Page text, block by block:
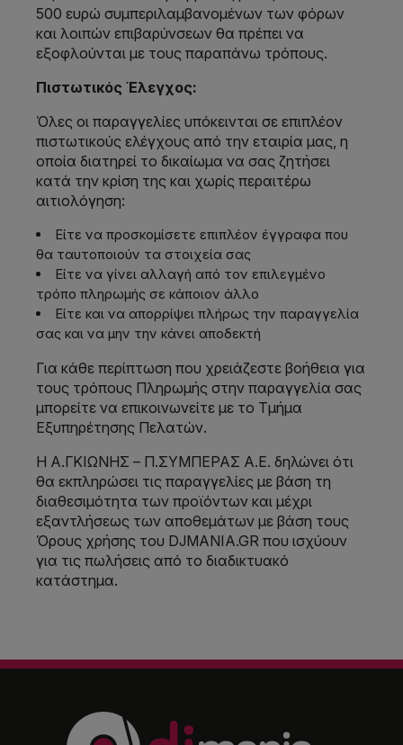
500 ευρώ συμπεριλαμβανομένων των φόρων
και λοιπών επιβαρύνσεων θα πρέπει να
εξοφλούνται με τους παραπάνω τρόπους.
Πιστωτικός Έλεγχος:
Όλες οι παραγγελίες υπόκεινται σε επιπλέον
πιστωτικούς ελέγχους από την εταιρία μας, η
οποία διατηρεί το δικαίωμα να σας ζητήσει
κατά την κρίση της και χωρίς περαιτέρω
αιτιολόγηση:
Eίτε να προσκομίσετε επιπλέον έγγραφα που
θα ταυτοποιούν τα στοιχεία σας
Eίτε να γίνει αλλαγή από τον επιλεγμένο
τρόπο πληρωμής σε κάποιον άλλο
Eίτε και να απορρίψει πλήρως την παραγγελία
σας και να μην την κάνει αποδεκτή
Για κάθε περίπτωση που χρειάζεστε βοήθεια για
τους τρόπους Πληρωμής στην παραγγελία σας
μπορείτε να επικοινωνείτε με το Τμήμα
Εξυπηρέτησης Πελατών.
Η Α.ΓΚΙΩΝΗΣ – Π.ΣΥΜΠΕΡΑΣ Α.Ε. δηλώνει ότι
θα εκπληρώσει τις παραγγελίες με βάση τη
διαθεσιμότητα των προϊόντων και μέχρι
εξαντλήσεως των αποθεμάτων με βάση τους
Όρους χρήσης του DJMANIA.GR που ισχύουν
για τις πωλήσεις από το διαδικτυακό
κατάστημα.